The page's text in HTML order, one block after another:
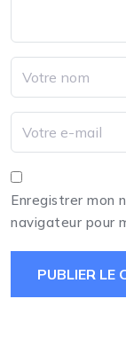
Enregistrer mon
navigateur pour